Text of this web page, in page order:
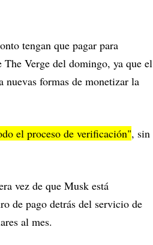
tengan que pagar para
The Verge del domingo, ya que el
nuevas formas de monetizar la
el proceso de verificación", sin
vez de que Musk está
de pago detrás del servicio de
al mes.